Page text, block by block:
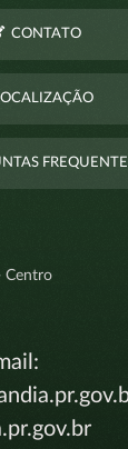
CONTATO
Centro